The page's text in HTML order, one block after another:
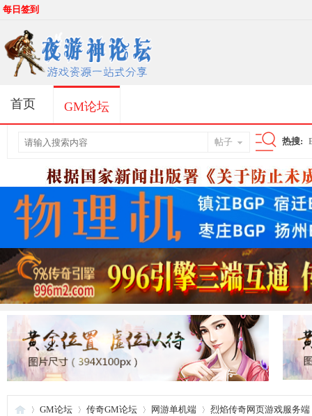
每日签到
首页 GM论坛
帖子
索
热搜:
GM论坛 传奇GM论坛 网游单机端 烈焰传奇网页游戏服务